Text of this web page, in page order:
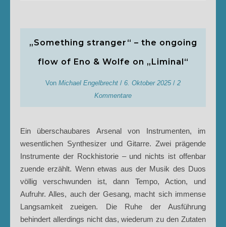
„Something stranger“ – the ongoing
flow of Eno & Wolfe on „Liminal“
Von Michael Engelbrecht / 6. Oktober 2025 / 2
Kommentare
Ein überschaubares Arsenal von Instrumenten, im
wesentlichen Synthesizer und Gitarre. Zwei prägende
Instrumente der Rockhistorie – und nichts ist offenbar
zuende erzählt. Wenn etwas aus der Musik des Duos
völlig verschwunden ist, dann Tempo, Action, und
Aufruhr. Alles, auch der Gesang, macht sich immense
Langsamkeit zueigen. Die Ruhe der Ausführung
behindert allerdings nicht das, wiederum zu den Zutaten